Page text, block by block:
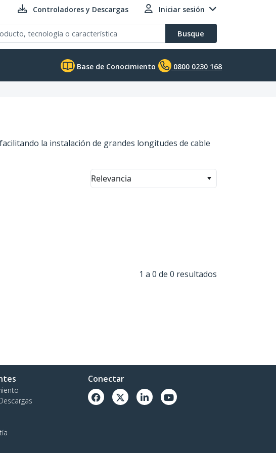
Controladores y Descargas Iniciar sesión
Busque
Base de Conocimiento 0800 0230 168
la instalación de grandes longitudes de cable
Relevancia
1 a 0 de 0 resultados
Conectar